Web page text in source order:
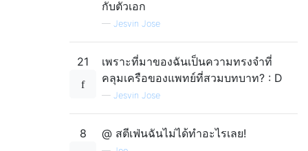
กับตัวเอก
— Jesvin Jose
21
เพราะที่มาของฉันเป็นความทรงจำที่
คลุมเครือของแพทย์ที่สวมบทบาท? : D
— Jesvin Jose
8 @ สตีเฟ่นฉันไม่ได้ทำอะไรเลย!